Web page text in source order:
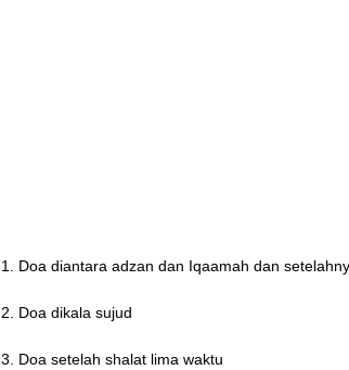
1. Doa diantara adzan dan Iqaamah dan
2. Doa dikala sujud
3. Doa setelah shalat lima waktu